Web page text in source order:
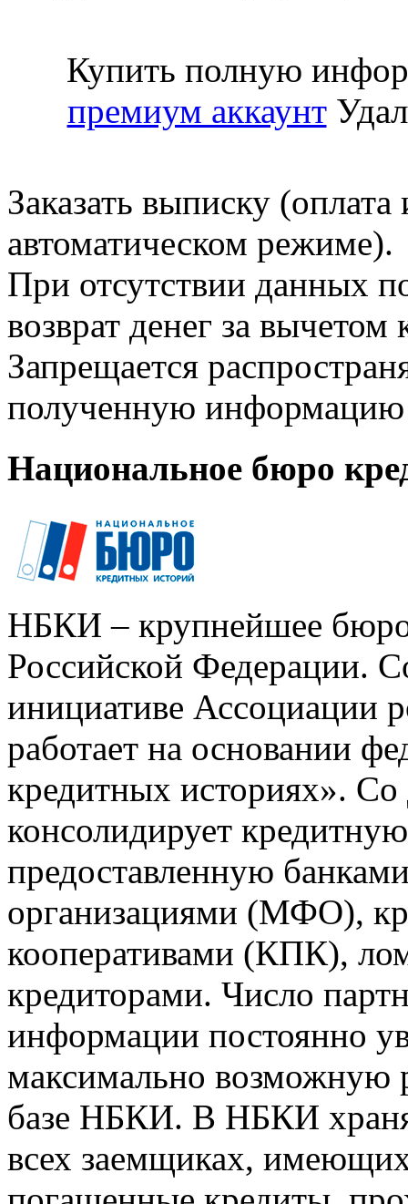
Купить полную
премиум аккаунт
Заказать выписку
автоматическом режиме).
При отсутствии данных
возврат денег за
Запрещается
полученную информацию
Национальное бюро
НБКИ – крупнейшее
Российской Федерации.
инициативе Ассоциации
работает на основании
кредитных историях».
консолидирует
предоставленную
организациями (МФО),
кооперативами (КПК),
кредиторами. Число
информации постоянно
максимально возможную
базе НБКИ. В НБКИ
всех заемщиках,